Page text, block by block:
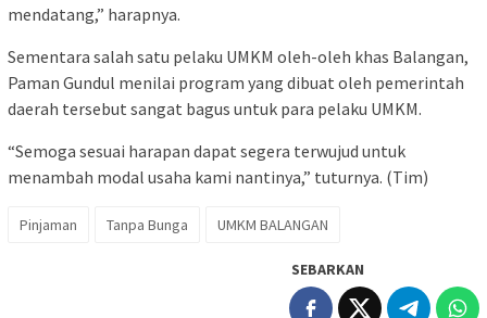
mendatang,” harapnya.
Sementara salah satu pelaku UMKM oleh-oleh khas Balangan,
Paman Gundul menilai program yang dibuat oleh pemerintah
daerah tersebut sangat bagus untuk para pelaku UMKM.
“Semoga sesuai harapan dapat segera terwujud untuk
menambah modal usaha kami nantinya,” tuturnya. (Tim)
Pinjaman Tanpa Bunga UMKM BALANGAN
SEBARKAN